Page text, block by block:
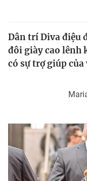
Y tế
Câu chuyện quốc tế
Tài chính
Thị trường
Góc doanh nghiệp
Dữ liệu và đời
Truyền hình
Giáo dục
Dân trí Diva điệu
đôi giày cao lênh
có sự trợ giúp của